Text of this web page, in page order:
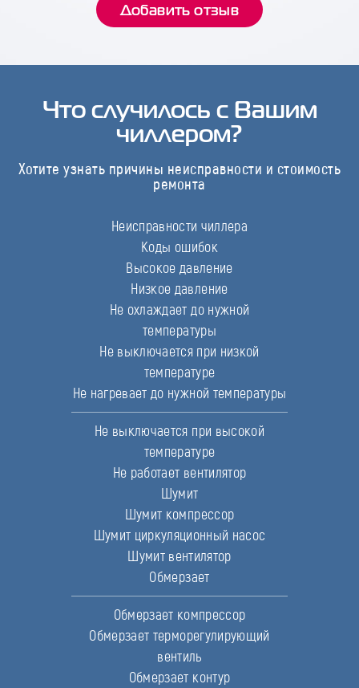
Добавить отзыв
Что случилось с Вашим
чиллером?
Хотите узнать причины неисправности и стоимость
ремонта
Неисправности чиллера
Коды ошибок
Высокое давление
Низкое давление
Не охлаждает до нужной
температуры
Не выключается при низкой
температуре
Не нагревает до нужной температуры
Не выключается при высокой
температуре
Не работает вентилятор
Шумит
Шумит компрессор
Шумит циркуляционный насос
Шумит вентилятор
Обмерзает
Обмерзает компрессор
Обмерзает терморегулирующий
вентиль
Обмерзает контур